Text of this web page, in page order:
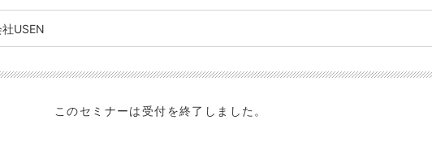
USEN
このセミナーは受付を終了しました。